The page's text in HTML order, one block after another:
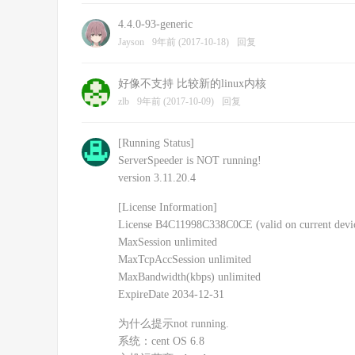
4.4.0-93-generic
Jayson 9年前 (2017-10-18) 回复
好像不支持 比较新的linux内核
zlb 9年前 (2017-10-09) 回复
[Running Status]
ServerSpeeder is NOT running!
version 3.11.20.4
[License Information]
License B4C11998C338C0CE (valid on current
MaxSession unlimited
MaxTcpAccSession unlimited
MaxBandwidth(kbps) unlimited
ExpireDate 2034-12-31
为什么提示not running.
系统：cent OS 6.8